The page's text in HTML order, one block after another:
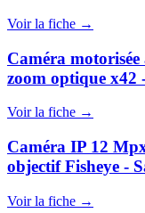
Voir la fiche →
Caméra
zoom optique x42
Voir la fiche →
Caméra IP 12
objectif Fisheye -
Voir la fiche →